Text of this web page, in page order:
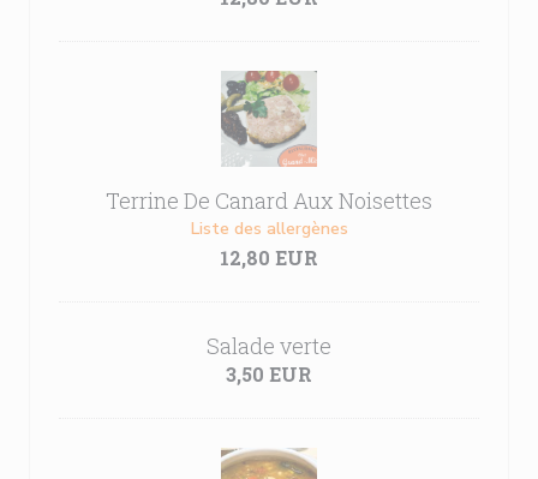
Terrine De Canard Aux Noisettes
Liste des allergènes
12,80 EUR
Salade verte
3,50 EUR